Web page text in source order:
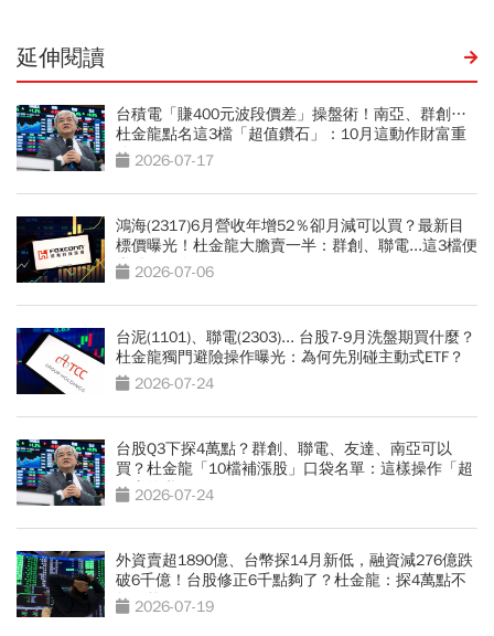
延伸閱讀
台積電「賺400元波段價差」操盤術！南亞、群創…
杜金龍點名這3檔「超值鑽石」：10月這動作財富重
分配2026-07-17
鴻海(2317)6月營收年增52％卻月減可以買？最新目
標價曝光！杜金龍大膽賣一半：群創、聯電...這3檔便
當股更有肉
2026-07-06
台泥(1101)、聯電(2303)... 台股7-9月洗盤期買什麼？
杜金龍獨門避險操作曝光：為何先別碰主動式ETF？
2026-07-24
台股Q3下探4萬點？群創、聯電、友達、南亞可以
買？杜金龍「10檔補漲股」口袋名單：這樣操作「超
好賺的啦」
2026-07-24
外資賣超1890億、台幣探14月新低，融資減276億跌
破6千億！台股修正6千點夠了？杜金龍：探4萬點不
無可能
2026-07-19